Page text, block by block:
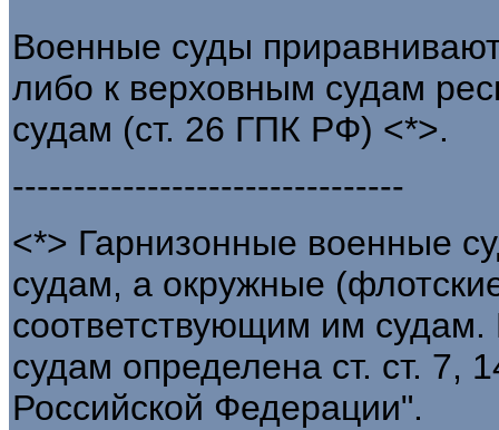
Военные суды
либо к верховным судам
судам (ст. 26 ГПК РФ) <*>.
--------------------------------
<*> Гарнизонные военные
судам, а окружные
соответствующим им
судам определена ст. ст. 7,
Российской Федерации".